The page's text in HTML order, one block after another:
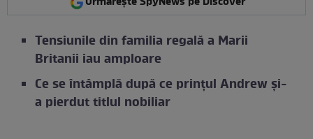
Tensiunile din familia regală a Marii
Britanii iau amploare
Ce se întâmplă după ce prințul Andrew și-
a pierdut titlul nobiliar